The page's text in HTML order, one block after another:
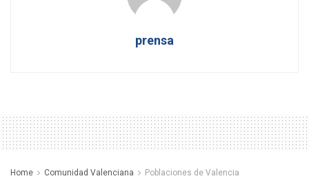
prensa
Home Comunidad Valenciana Poblaciones de Valencia